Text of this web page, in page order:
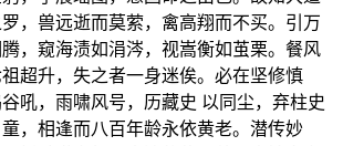
，兽远逝而莫萦，禽高翔而不买。引万
，窥海渍如涓涔，视嵩衡如茧栗。餐风
超升，失之者一身迷俟。必在坚修慎
吼，雨啸风号，历藏史 以同尘，弃柱史
，相逢而八百年龄永依黄老。潜传妙